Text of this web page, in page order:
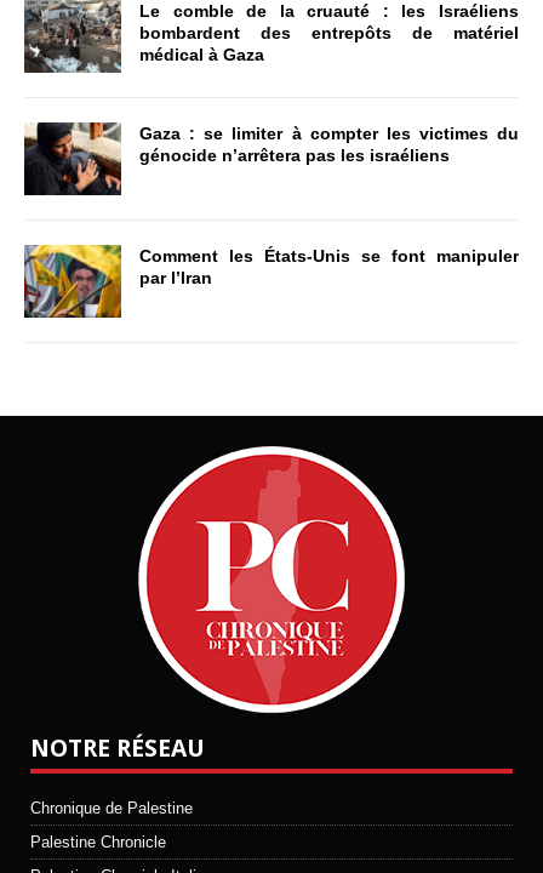
Le comble de la cruauté : les Israéliens
bombardent des entrepôts de matériel
médical à Gaza
Gaza : se limiter à compter les victimes du
génocide n’arrêtera pas les israéliens
Comment les États-Unis se font manipuler
par l’Iran
NOTRE RÉSEAU
Chronique de Palestine
Palestine Chronicle